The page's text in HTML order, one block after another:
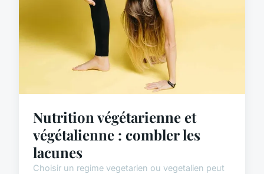
Nutrition végétarienne et
végétalienne : combler les
lacunes
Choisir un regime vegetarien ou vegetalien peut